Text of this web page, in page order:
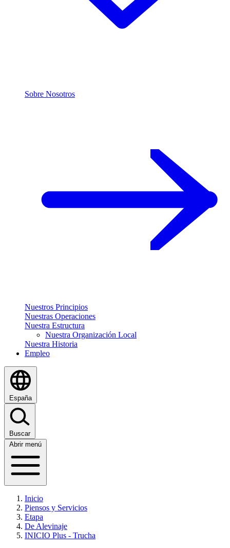
Sobre Nosotros
Nuestros Principios
Nuestras Operaciones
Nuestra Estructura
Nuestra Organización Local
Nuestra Historia
Empleo
España
Buscar
Abrir menú
Inicio
Piensos y Servicios
Etapa
De Alevinaje
INICIO Plus - Trucha